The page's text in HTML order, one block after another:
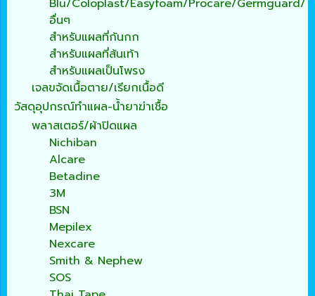
อื่นๆ
สำหรับแผลที่ก้นกก
สำหรับแผลที่ส้นเท้า
สำหรับแผลเป็นโพรง
เจลขจัดเนื้อตาย/เรียกเนื้อดี
วัสดุอุปกรณ์ทำแผล-น้ำยาฆ่าเชื้อ
พลาสเตอร์/ผ้าปิดแผล
Nichiban
Alcare
Betadine
3M
BSN
Mepilex
Nexcare
Smith & Nephew
SOS